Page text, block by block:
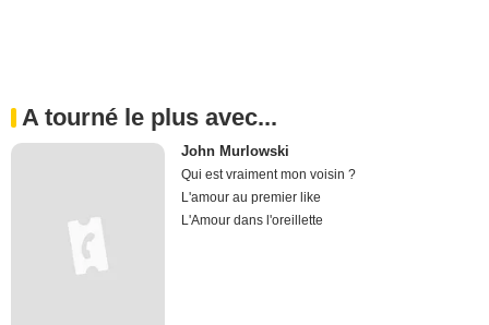
A tourné le plus avec...
John Murlowski
Qui est vraiment mon voisin ?
L'amour au premier like
L'Amour dans l'oreillette